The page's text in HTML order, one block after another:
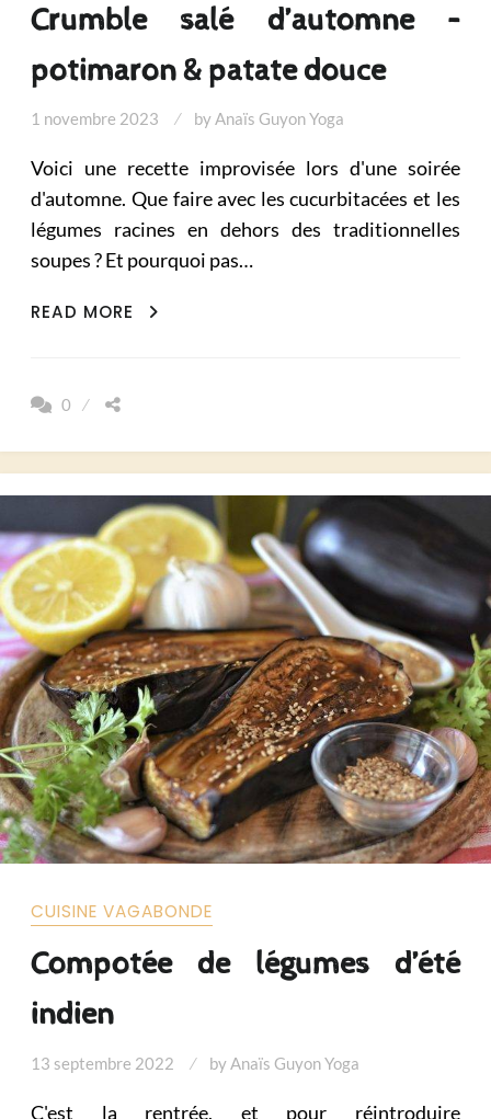
Crumble salé d’automne –
potimaron & patate douce
1 novembre 2023 byAnaïs Guyon Yoga
Voici une recette improvisée lors d'une soirée
d'automne. Que faire avec les cucurbitacées et les
légumes racines en dehors des traditionnelles
soupes ? Et pourquoi pas…
READ MORE
CRUMBLE
DOUCE
0
CUISINE VAGABONDE
Compotée de légumes d’été
indien
13 septembre 2022 byAnaïs Guyon Yoga
C'est la rentrée, et pour réintroduire